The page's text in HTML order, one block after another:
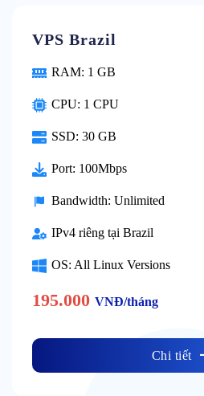
VPS Brazil
RAM: 1 GB
CPU: 1 CPU
SSD: 30 GB
Port: 100Mbps
Bandwidth: Unlimited
IPv4 riêng tại Brazil
OS: All Linux Versions
195.000 VNĐ/tháng
Chi tiết